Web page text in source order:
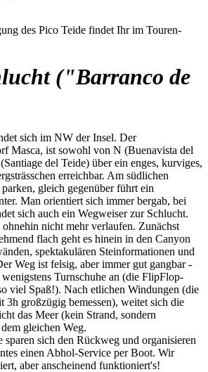
des Pico Teide findet Ihr im Touren-
("Barranco de
sich im NW der Insel. Der
Masca, ist sowohl von N (Buenavista del
del Teide) über ein enges, kurviges,
erreichbar. Am südlichen
gleich gegenüber führt ein
Man orientiert sich immer bergab, bei
sich auch ein Wegweiser zur Schlucht.
nicht mehr verlaufen. Zunächst
flach geht es hinein in den Canyon
spektakulären Steinformationen und
Weg ist felsig, aber immer gut gangbar -
wenigstens Turnschuhe an (die FlipFlop-
viel Spaß!). Nach etlichen Windungen (die
3h großzügig bemessen), weitet sich die
das Meer (kein Strand, sondern
gleichen Weg.
sparen sich den Rückweg und organisieren
einen Abhol-Service per Boot. Wir
aber anscheinend funktioniert's!